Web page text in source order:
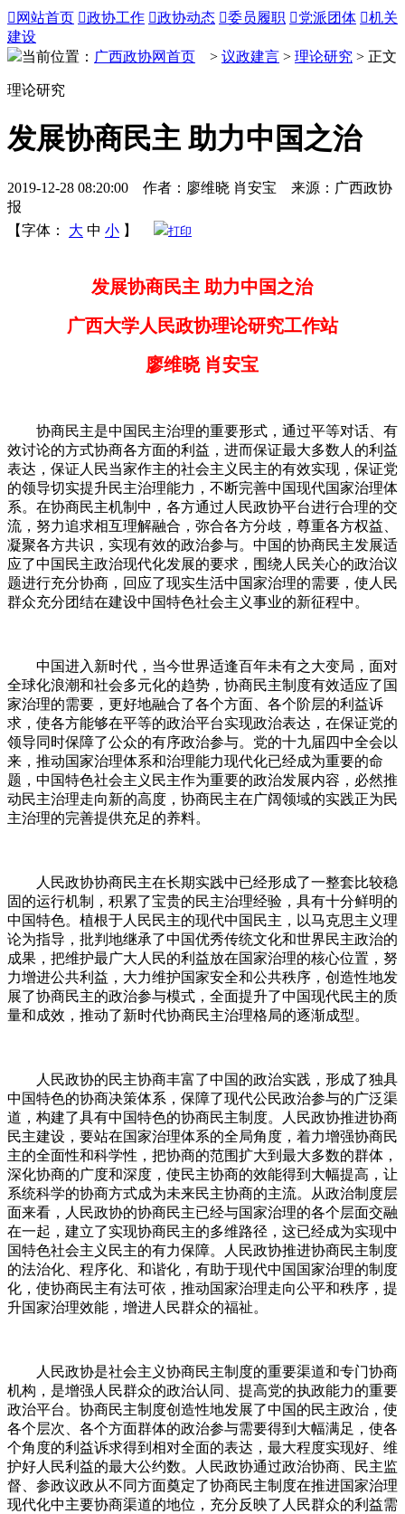
 网站首页 政协工作 政协动态 委员履职 党派团体 机关
建设
当前位置： 广西政协网首页 > 议政建言 > 理论研究 > 正文
理论研究
发展协商民主 助力中国之治
2019-12-28 08:20:00 作者：廖维晓 肖安宝 来源：广西政协
报
【字体：
大 中 小 】 打印
发展协商民主 助力中国之治
广西大学人民政协理论研究工作站
廖维晓 肖安宝
协商民主是中国民主治理的重要形式，通过平等对话、有
效讨论的方式协商各方面的利益，进而保证最大多数人的利益
表达，保证人民当家作主的社会主义民主的有效实现，保证党
的领导切实提升民主治理能力，不断完善中国现代国家治理体
系。在协商民主机制中，各方通过人民政协平台进行合理的交
流，努力追求相互理解融合，弥合各方分歧，尊重各方权益、
凝聚各方共识，实现有效的政治参与。中国的协商民主发展适
应了中国民主政治现代化发展的要求，围绕人民关心的政治议
题进行充分协商，回应了现实生活中国家治理的需要，使人民
群众充分团结在建设中国特色社会主义事业的新征程中。
中国进入新时代，当今世界适逢百年未有之大变局，面对
全球化浪潮和社会多元化的趋势，协商民主制度有效适应了国
家治理的需要，更好地融合了各个方面、各个阶层的利益诉
求，使各方能够在平等的政治平台实现政治表达，在保证党的
领导同时保障了公众的有序政治参与。党的十九届四中全会以
来，推动国家治理体系和治理能力现代化已经成为重要的命
题，中国特色社会主义民主作为重要的政治发展内容，必然推
动民主治理走向新的高度，协商民主在广阔领域的实践正为民
主治理的完善提供充足的养料。
人民政协协商民主在长期实践中已经形成了一整套比较稳
固的运行机制，积累了宝贵的民主治理经验，具有十分鲜明的
中国特色。植根于人民民主的现代中国民主，以马克思主义理
论为指导，批判地继承了中国优秀传统文化和世界民主政治的
成果，把维护最广大人民的利益放在国家治理的核心位置，努
力增进公共利益，大力维护国家安全和公共秩序，创造性地发
展了协商民主的政治参与模式，全面提升了中国现代民主的质
量和成效，推动了新时代协商民主治理格局的逐渐成型。
人民政协的民主协商丰富了中国的政治实践，形成了独具
中国特色的协商决策体系，保障了现代公民政治参与的广泛渠
道，构建了具有中国特色的协商民主制度。人民政协推进协商
民主建设，要站在国家治理体系的全局角度，着力增强协商民
主的全面性和科学性，把协商的范围扩大到最大多数的群体，
深化协商的广度和深度，使民主协商的效能得到大幅提高，让
系统科学的协商方式成为未来民主协商的主流。从政治制度层
面来看，人民政协的协商民主已经与国家治理的各个层面交融
在一起，建立了实现协商民主的多维路径，这已经成为实现中
国特色社会主义民主的有力保障。人民政协推进协商民主制度
的法治化、程序化、和谐化，有助于现代中国国家治理的制度
化，使协商民主有法可依，推动国家治理走向公平和秩序，提
升国家治理效能，增进人民群众的福祉。
人民政协是社会主义协商民主制度的重要渠道和专门协商
机构，是增强人民群众的政治认同、提高党的执政能力的重要
政治平台。协商民主制度创造性地发展了中国的民主政治，使
各个层次、各个方面群体的政治参与需要得到大幅满足，使各
个角度的利益诉求得到相对全面的表达，最大程度实现好、维
护好人民利益的最大公约数。人民政协通过政治协商、民主监
督、参政议政从不同方面奠定了协商民主制度在推进国家治理
现代化中主要协商渠道的地位，充分反映了人民群众的利益需